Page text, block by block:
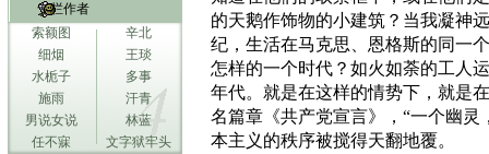
专栏作者
索额图
辛北
细烟
王琰
水栀子
多事
施雨
汗青
男说女说
林蓝
任不寐
文字狱牢头
的天鹅作饰物的小建筑？当我凝神
纪，生活在马克思、恩格斯的同一
怎样的一个时代？如火如荼的工人
年代。就是在这样的情势下，就是
名篇章《共产党宣言》，“一个幽
本主义的秩序被搅得天翻地覆。